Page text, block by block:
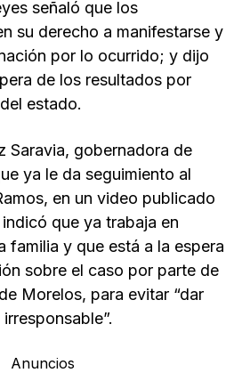
señaló que los
su derecho a manifestarse y
por lo ocurrido; y dijo
de los resultados por
estado.
Saravia, gobernadora de
ya le da seguimiento al
en un video publicado
que ya trabaja en
familia y que está a la espera
sobre el caso por parte de
Morelos, para evitar “dar
Anuncios